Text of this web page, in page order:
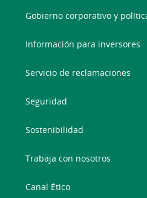
Gobierno corporativo y
Información para inversores
Servicio de reclamaciones
Seguridad
Sostenibilidad
Trabaja con nosotros
Canal Ético